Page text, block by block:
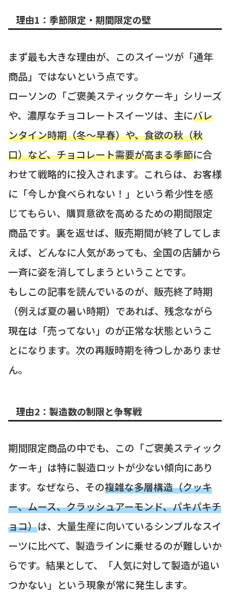
理由1：季節限定・期間限定の壁
まず最も大きな理由が、このスイーツが「通年
商品」ではないという点です。
ローソンの「ご褒美スティックケーキ」シリーズ
や、濃厚なチョコレートスイーツは、主にバレ
ンタイン時期（冬〜早春）や、食欲の秋（秋
口）など、チョコレート需要が高まる季節に合
わせて戦略的に投入されます。これらは、お客様
に「今しか食べられない！」という希少性を感
じてもらい、購買意欲を高めるための期間限定
商品です。裏を返せば、販売期間が終了してしま
えば、どんなに人気があっても、全国の店舗から
一斉に姿を消してしまうということです。
もしこの記事を読んでいるのが、販売終了時期
（例えば夏の暑い時期）であれば、残念ながら
現在は「売ってない」のが正常な状態というこ
とになります。次の再販時期を待つしかありませ
ん。
理由2：製造数の制限と争奪戦
期間限定商品の中でも、この「ご褒美スティック
ケーキ」は特に製造ロットが少ない傾向にあり
ます。なぜなら、その複雑な多層構造（クッキ
ー、ムース、クラッシュアーモンド、パキパキチ
ョコ）は、大量生産に向いているシンプルなスイ
ーツに比べて、製造ラインに乗せるのが難しいか
らです。結果として、「人気に対して製造が追い
つかない」という現象が常に発生します。